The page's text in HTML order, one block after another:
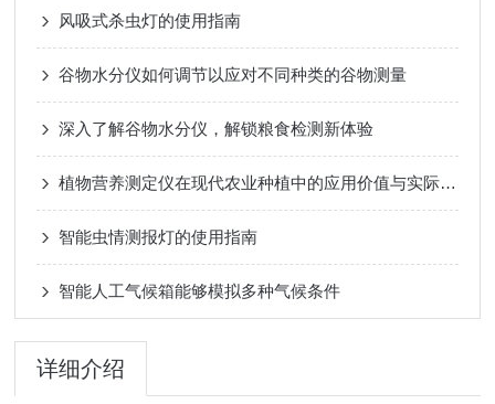
风吸式杀虫灯的使用指南
谷物水分仪如何调节以应对不同种类的谷物测量
深入了解谷物水分仪，解锁粮食检测新体验
植物营养测定仪在现代农业种植中的应用价值与实际作用
智能虫情测报灯的使用指南
智能人工气候箱能够模拟多种气候条件
详细介绍